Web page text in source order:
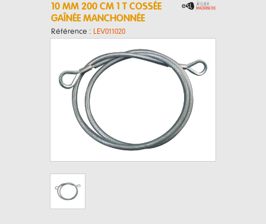
10 MM 200 CM 1 T COSSÉE
GAÎNÉE MANCHONNÉE
Référence : LEV011020